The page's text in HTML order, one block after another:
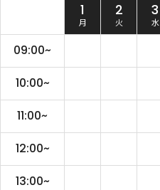
1
月
2
火
3
水
09:00~
10:00~
11:00~
12:00~
13:00~